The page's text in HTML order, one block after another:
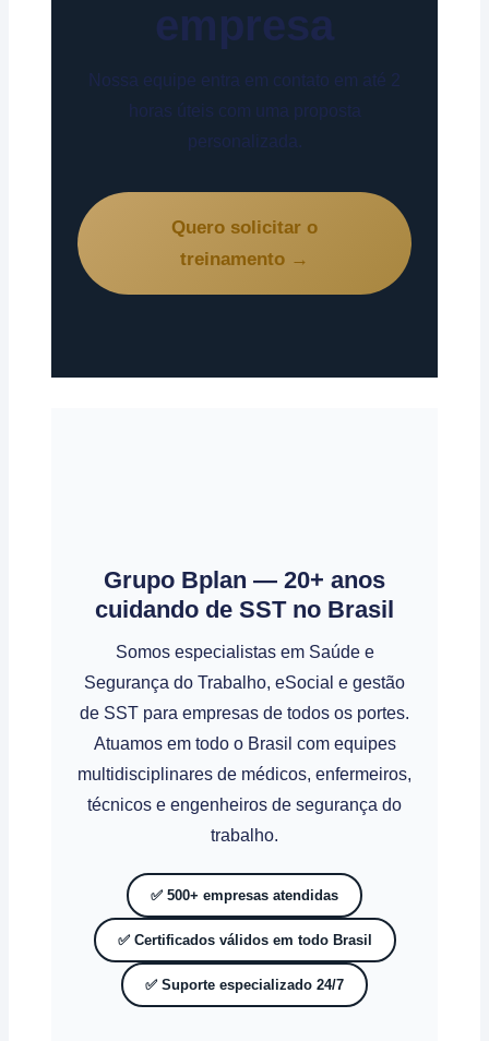
empresa
Nossa equipe entra em contato em até 2
horas úteis com uma proposta
personalizada.
Quero solicitar o
treinamento →
Grupo Bplan — 20+ anos
cuidando de SST no Brasil
Somos especialistas em Saúde e
Segurança do Trabalho, eSocial e gestão
de SST para empresas de todos os portes.
Atuamos em todo o Brasil com equipes
multidisciplinares de médicos, enfermeiros,
técnicos e engenheiros de segurança do
trabalho.
✅ 500+ empresas atendidas
✅ Certificados válidos em todo Brasil
✅ Suporte especializado 24/7